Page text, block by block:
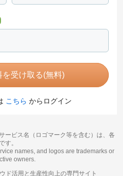
受け取る(無料)
こちら からログイン
ービス名（ロゴマーク等を含む）は、各
す。
names, and logos are trademarks or
owners.
ド活用と生産性向上の専門サイト